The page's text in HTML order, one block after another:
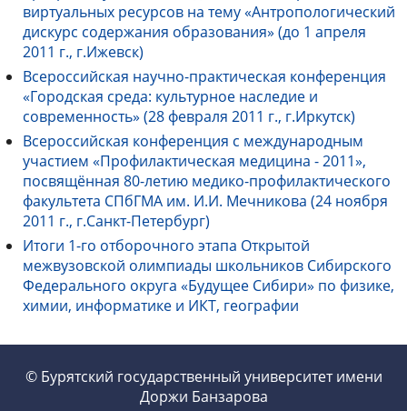
виртуальных ресурсов на тему «Антропологический
дискурс содержания образования» (до 1 апреля
2011 г., г.Ижевск)
Всероссийская научно-практическая конференция
«Городская среда: культурное наследие и
современность» (28 февраля 2011 г., г.Иркутск)
Всероссийская конференция с международным
участием «Профилактическая медицина - 2011»,
посвящённая 80-летию медико-профилактического
факультета СПбГМА им. И.И. Мечникова (24 ноября
2011 г., г.Санкт-Петербург)
Итоги 1-го отборочного этапа Открытой
межвузовской олимпиады школьников Сибирского
Федерального округа «Будущее Сибири» по физике,
химии, информатике и ИКТ, географии
© Бурятский государственный университет имени
Доржи Банзарова